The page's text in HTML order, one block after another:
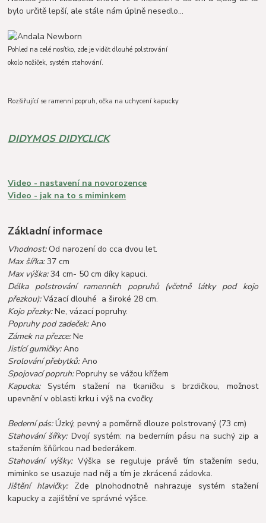
bylo určitě lepší, ale stále nám úplně nesedlo...
Pohled na celé nosítko, zde je vidět dlouhé polstrování
okolo nožiček, systém stahování.
Rozšiřující se ramenní popruh, očka na uchycení kapucky
DIDYMOS DIDYCLICK
Video - nastavení na novorozence
Video - jak na to s miminkem
Základní informace
Vhodnost:Od narození do cca dvou let.
Max šířka:37 cm
Max výška:34 cm- 50 cm díky kapuci.
Délka polstrování ramenních popruhů (včetně látky pod kojo
přezkou):Vázací dlouhé a široké 28 cm.
Kojo přezky:Ne, vázací popruhy.
Popruhy pod zadeček:Ano
Zámek na přezce:Ne
Jistící gumičky:Ano
Srolování přebytků:Ano
Spojovací popruh:Popruhy se vážou křížem
Kapucka:Systém stažení na tkaničku s brzdičkou, možnost
upevnění v oblasti krku i výš na cvočky.
Bederní pás:Úzký, pevný a poměrně dlouze polstrovaný (73 cm)
Stahování šířky: Dvojí systém: na bederním pásu na suchý zip a
stažením šňůrkou nad bederákem.
Stahování výšky:Výška se reguluje právě tím stažením sedu,
miminko se usazuje nad něj a tím je zkrácená zádovka.
Jištění hlavičky: Zde plnohodnotně nahrazuje systém stažení
kapucky a zajištění ve správné výšce.